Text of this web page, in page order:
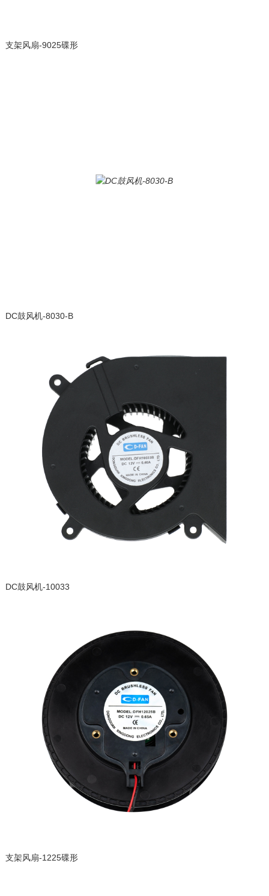
支架风扇-9025碟形
DC鼓风机-8030-B
DC鼓风机-10033
支架风扇-1225碟形